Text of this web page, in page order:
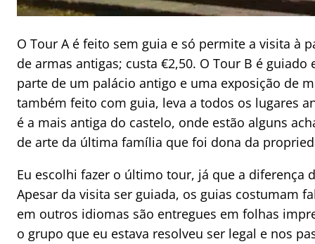
O Tour A é feito sem guia e só permite a visita à
de armas antigas; custa €2,50. O Tour B é
parte de um palácio antigo e uma exposição de
também feito com guia, leva a todos os lugares
é a mais antiga do castelo, onde estão alguns
de arte da última família que foi dona da
Eu escolhi fazer o último tour, já que a diferença
Apesar da visita ser guiada, os guias costumam
em outros idiomas são entregues em folhas
o grupo que eu estava resolveu ser legal e nos